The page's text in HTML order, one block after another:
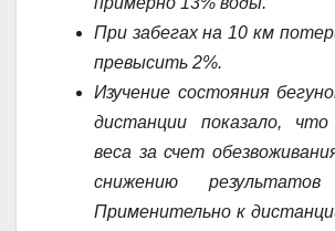
При забегах на 10 км
превысить 2%.
Изучение состояния
дистанции показало,
веса за счет
снижению
Применительно к